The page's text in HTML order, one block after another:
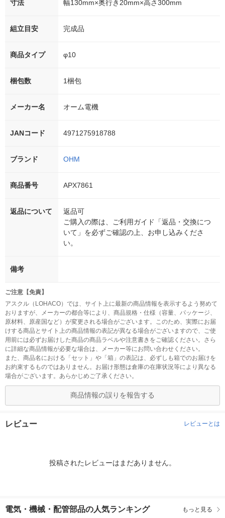
寸法 幅130mm×奥行き20mm×高さ300mm
組立目安 完成品
商品タイプ φ10
梱包数 1梱包
メーカー名 オーム電機
JANコード 4971275918788
ブランド OHM
商品番号 APX7861
返品について
返品可
ご購入の際は、ご利用ガイド「返品・交換につ
いて」を必ずご確認の上、お申し込みくださ
い。
備考
ご注意【免責】
アスクル（LOHACO）では、サイト上に最新の商品情報を表示するよう努めて
おりますが、メーカーの都合等により、商品規格・仕様（容量、パッケージ、
原材料、原産国など）が変更される場合がございます。このため、実際にお届
けする商品とサイト上の商品情報の表記が異なる場合がございますので、ご使
用前には必ずお届けした商品の商品ラベルや注意書きをご確認ください。さら
に詳細な商品情報が必要な場合は、メーカー等にお問い合わせください。
また、商品名における「セット」や「箱」の表記は、必ずしも箱でのお届けを
お約束するものではありません。お届け形態は倉庫の在庫状況等により異なる
場合がございます。あらかじめご了承ください。
商品情報の誤りを報告する
レビュー レビューとは
投稿されたレビューはまだありません。
電気・機械・配管部品の人気ランキング もっと見る